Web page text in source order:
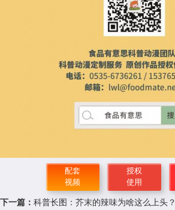
配套
视频
授权
使用
下一篇： 科普长图：芥末的辣味为啥这么上头？